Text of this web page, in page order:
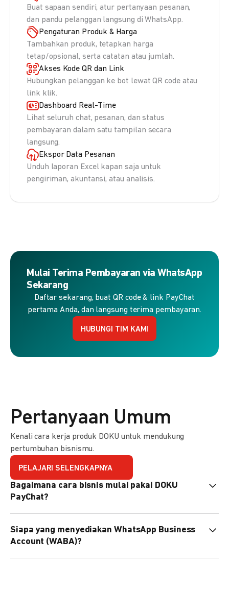
Buat sapaan sendiri, atur pertanyaan pesanan,
dan pandu pelanggan langsung di WhatsApp.
Pengaturan Produk & Harga
Tambahkan produk, tetapkan harga
tetap/opsional, serta catatan atau jumlah.
Akses Kode QR dan Link
Hubungkan pelanggan ke bot lewat QR code atau
link klik.
Dashboard Real-Time
Lihat seluruh chat, pesanan, dan status
pembayaran dalam satu tampilan secara
langsung.
Ekspor Data Pesanan
Unduh laporan Excel kapan saja untuk
pengiriman, akuntansi, atau analisis.
Mulai Terima Pembayaran via WhatsApp
Sekarang
Daftar sekarang, buat QR code & link PayChat
pertama Anda, dan langsung terima pembayaran.
HUBUNGI TIM KAMI
Pertanyaan Umum
Kenali cara kerja produk DOKU untuk mendukung
pertumbuhan bisnismu.
PELAJARI SELENGKAPNYA
Bagaimana cara bisnis mulai pakai DOKU
PayChat?
nanti tim kami bantu setup. Bisa juga pakai nomor
WhatsApp bisnis yang sudah dimiliki sendiri, atau dari
DOKU yang buatkan WhatsApp Bisnis terverifikasi juga
Siapa yang menyediakan WhatsApp Business
Account (WABA)?